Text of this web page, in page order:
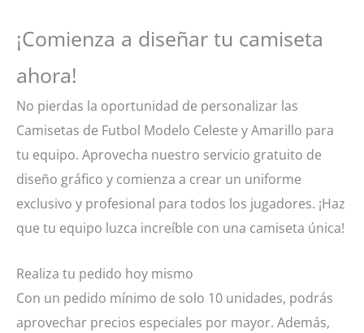
¡Comienza a diseñar tu camiseta
ahora!
No pierdas la oportunidad de personalizar las
Camisetas de Futbol Modelo Celeste y Amarillo para
tu equipo. Aprovecha nuestro servicio gratuito de
diseño gráfico y comienza a crear un uniforme
exclusivo y profesional para todos los jugadores. ¡Haz
que tu equipo luzca increíble con una camiseta única!
Realiza tu pedido hoy mismo
Con un pedido mínimo de solo 10 unidades, podrás
aprovechar precios especiales por mayor. Además,